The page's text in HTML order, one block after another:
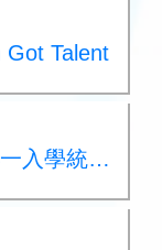
Got Talent
最新消息 - 2026-2027年度小一入學統一派位 - 註冊須知